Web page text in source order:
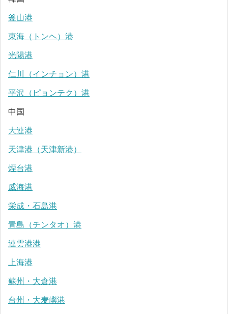
釜山港
東海（トンヘ）港
光陽港
仁川（インチョン）港
平沢（ピョンテク）港
中国
大連港
天津港（天津新港）
煙台港
威海港
栄成・石島港
青島（チンタオ）港
連雲港港
上海港
蘇州・大倉港
台州・大麦嶼港